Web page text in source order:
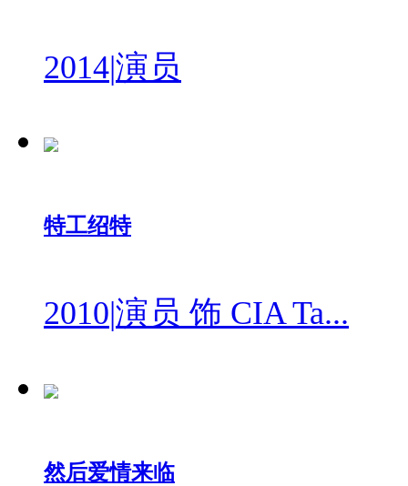
2014|演员
特工绍特
2010|演员 饰 CIA Ta...
然后爱情来临